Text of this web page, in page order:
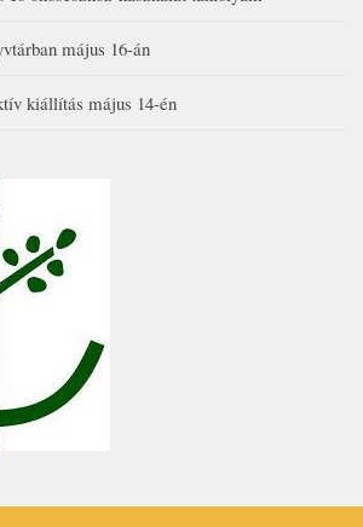
május 16-án
kiállítás május 14-én